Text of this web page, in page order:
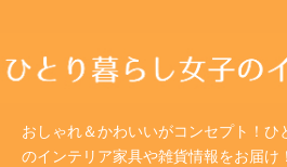
おしゃれ＆かわいいがコンセプト！ひ
のインテリア家具や雑貨情報をお届け！